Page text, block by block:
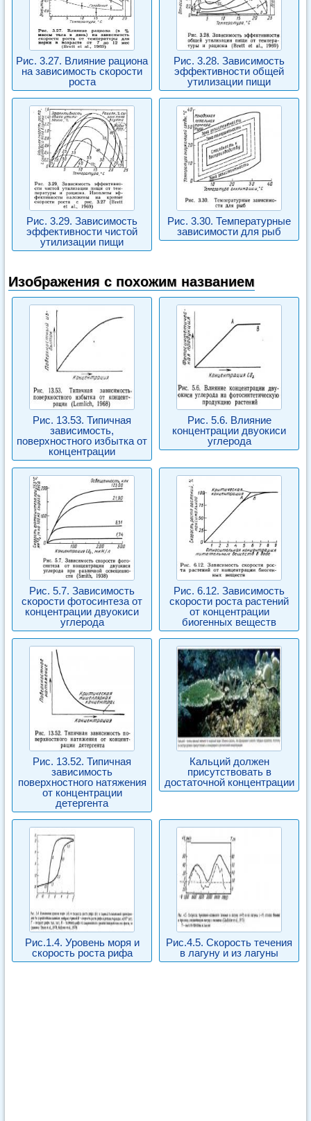
Рис. 3.27. Влияние рациона
на зависимость скорости
роста
Рис. 3.28. Зависимость
эффективности общей
утилизации пищи
Рис. 3.29. Зависимость
эффективности чистой
утилизации пищи
Рис. 3.30. Температурные
зависимости для рыб
Изображения с похожим названием
Рис. 13.53. Типичная
зависимость,
поверхностного избытка от
концентрации
Рис. 5.6. Влияние
концентрации двуокиси
углерода
Рис. 5.7. Зависимость
скорости фотосинтеза от
концентрации двуокиси
углерода
Рис. 6.12. Зависимость
скорости роста растений
от концентрации
биогенных веществ
Рис. 13.52. Типичная
зависимость
поверхностного натяжения
от концентрации
детергента
Кальций должен
присутствовать в
достаточной концентрации
Рис.1.4. Уровень моря и
скорость роста рифа
Рис.4.5. Скорость течения
в лагуну и из лагуны